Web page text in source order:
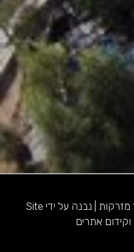
© כל הזכויות שמורות לאשד מזרקות | נבנה על ידי Site